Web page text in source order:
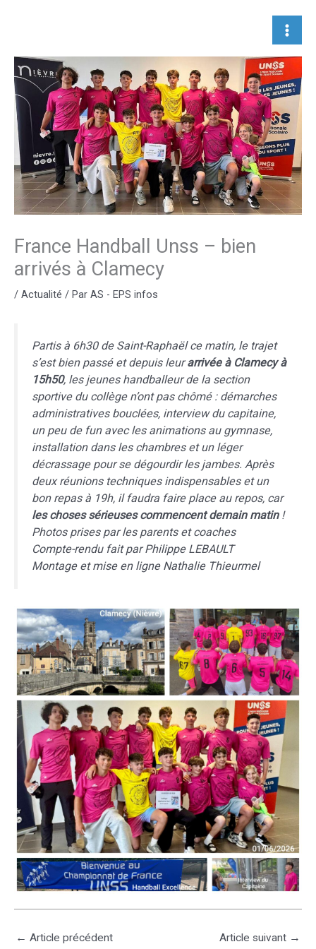
France Handball Unss – bien
arrivés à Clamecy
/ Actualité / Par AS - EPS infos
Partis à 6h30 de Saint-Raphaël ce matin, le trajet
s’est bien passé et depuis leurarrivée à Clamecy à
15h50, les jeunes handballeur de la section
sportive du collège n’ont pas chômé : démarches
administratives bouclées, interview du capitaine,
un peu de fun avec les animations au gymnase,
installation dans les chambres et un léger
décrassage pour se dégourdir les jambes. Après
deux réunions techniques indispensables et un
bon repas à 19h, il faudra faire place au repos, car
les choses sérieuses commencent demain matin!
Photos prises par les parents et coaches
Compte-rendu fait par Philippe LEBAULT
Montage et mise en ligne Nathalie Thieurmel
← Article précédent Article suivant →